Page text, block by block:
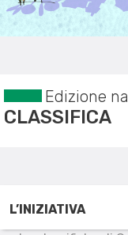
Edizione
CLASSIFICA
L’INIZIATIVA